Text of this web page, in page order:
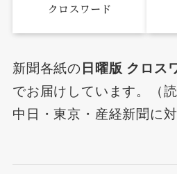
新聞各紙の 日曜版 クロス
でお届けしています。（
中日・東京・産経新聞に対